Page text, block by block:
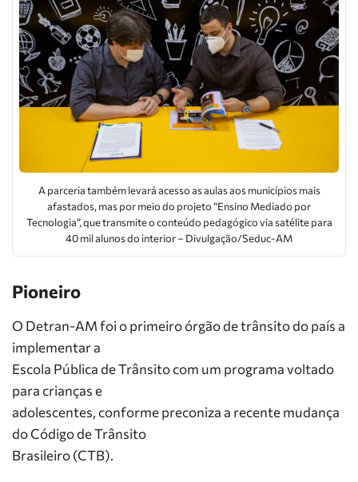
A parceria também levará acesso as aulas aos municípios mais
afastados, mas por meio do projeto “Ensino Mediado por
Tecnologia”, que transmite o conteúdo pedagógico via satélite para
40 mil alunos do interior – Divulgação/Seduc-AM
Pioneiro
O Detran-AM foi o primeiro órgão de trânsito do país a
implementar a
Escola Pública de Trânsito com um programa voltado
para crianças e
adolescentes, conforme preconiza a recente mudança
do Código de Trânsito
Brasileiro (CTB).